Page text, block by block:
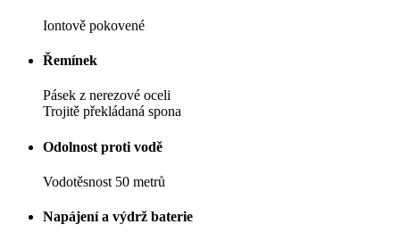
Iontově pokovené
Řemínek
Pásek z nerezové oceli
Trojitě překládaná spona
Odolnost proti vodě
Vodotěsnost 50 metrů
Napájení a výdrž baterie